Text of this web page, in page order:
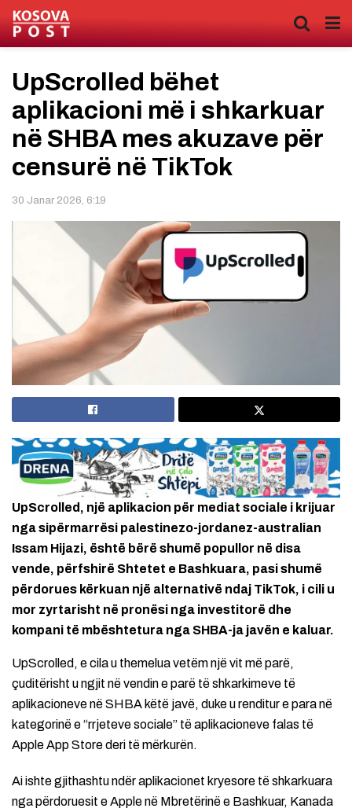
UpScrolled bëhet
aplikacioni më i shkarkuar
në SHBA mes akuzave për
censurë në TikTok
30 Janar 2026, 6:19
UpScrolled, një aplikacion për mediat sociale i krijuar
nga sipërmarrësi palestinezo-jordanez-australian
Issam Hijazi, është bërë shumë popullor në disa
vende, përfshirë Shtetet e Bashkuara, pasi shumë
përdorues kërkuan një alternativë ndaj TikTok, i cili u
mor zyrtarisht në pronësi nga investitorë dhe
kompani të mbështetura nga SHBA-ja javën e kaluar.
UpScrolled, e cila u themelua vetëm një vit më parë,
çuditërisht u ngjit në vendin e parë të shkarkimeve të
aplikacioneve në SHBA këtë javë, duke u renditur e para në
kategorinë e “rrjeteve sociale” të aplikacioneve falas të
Apple App Store deri të mërkurën.
Ai ishte gjithashtu ndër aplikacionet kryesore të shkarkuara
nga përdoruesit e Apple në Mbretërinë e Bashkuar, Kanada